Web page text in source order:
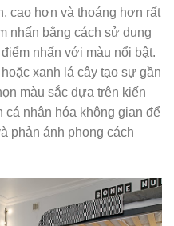
cao hơn và thoáng hơn rất
nhấn bằng cách sử dụng
nhấn với màu nổi bật.
xanh lá cây tạo sự gần
màu sắc dựa trên kiến
cá nhân hóa không gian để
phản ánh phong cách